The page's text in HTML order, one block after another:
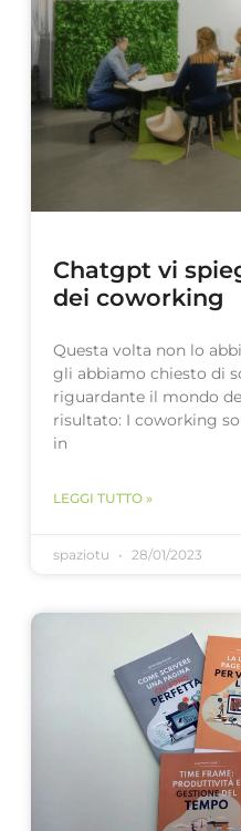
Chatgpt vi
dei coworking
Questa volta non lo
gli abbiamo chiesto di
riguardante il mondo
risultato: I coworking
in
LEGGI TUTTO »
spaziotu 28/01/2023